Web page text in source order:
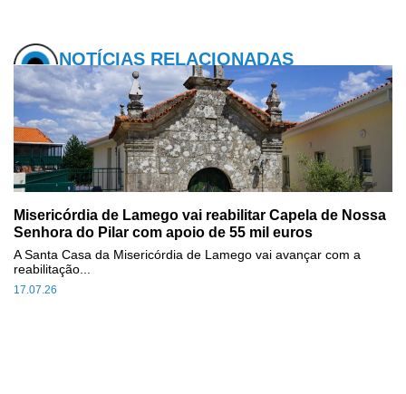
NOTÍCIAS RELACIONADAS
Misericórdia de Lamego vai reabilitar Capela de Nossa
Senhora do Pilar com apoio de 55 mil euros
17.07.26
A Santa Casa da Misericórdia de Lamego vai avançar com a
reabilitação...